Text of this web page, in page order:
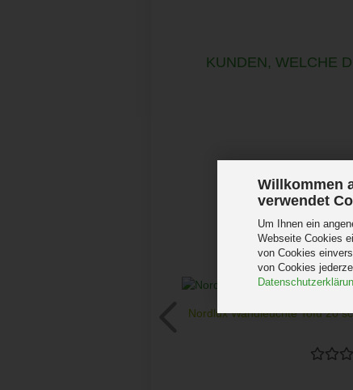
Willkommen
verwendet
Um Ihnen ein
Webseite Cookies
von Cookies
von Cookies
KUNDEN, WELCHE
Nordlux Wandleuchte Tofu 20